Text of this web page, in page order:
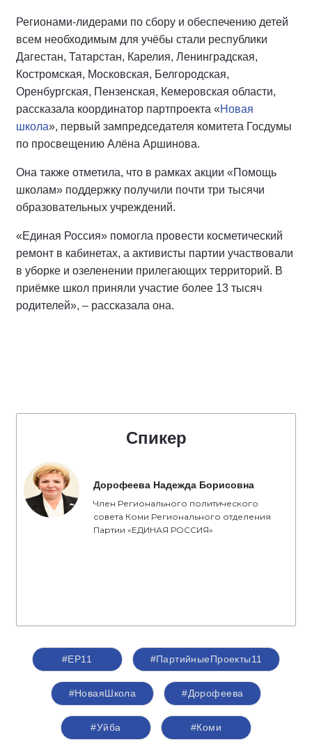
Регионами-лидерами по сбору и обеспечению детей
всем необходимым для учёбы стали республики
Дагестан, Татарстан, Карелия, Ленинградская,
Костромская, Московская, Белгородская,
Оренбургская, Пензенская, Кемеровская области,
рассказала координатор партпроекта «Новая
школа», первый зампредседателя комитета Госдумы
по просвещению Алёна Аршинова.
Она также отметила, что в рамках акции «Помощь
школам» поддержку получили почти три тысячи
образовательных учреждений.
«Единая Россия» помогла провести косметический
ремонт в кабинетах, а активисты партии участвовали
в уборке и озеленении прилегающих территорий. В
приёмке школ приняли участие более 13 тысяч
родителей», – рассказала она.
Спикер
Дорофеева Надежда Борисовна
Член Регионального политического
совета Коми Регионального отделения
Партии «ЕДИНАЯ РОССИЯ»
#ЕР11 #ПартийныеПроекты11
#НоваяШкола #Дорофеева
#Уйба #Коми